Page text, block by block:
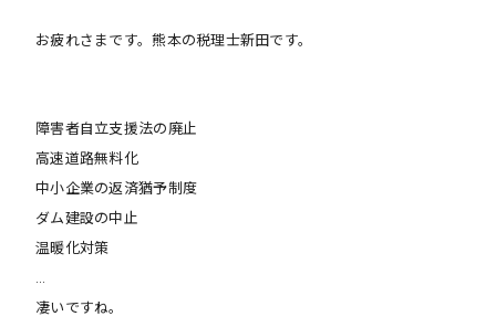
お疲れさまです。熊本の税理士新田です。
障害者自立支援法の廃止
高速道路無料化
中小企業の返済猶予制度
ダム建設の中止
温暖化対策
凄いですね。